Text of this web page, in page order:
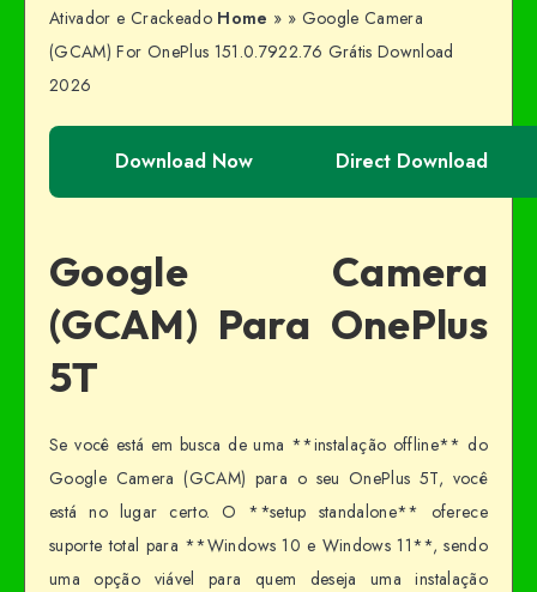
Ativador e Crackeado Home » » Google Camera
(GCAM) For OnePlus 151.0.7922.76 Grátis Download
2026
Download Now Direct Download
Google Camera
(GCAM) Para OnePlus
5T
Se você está em busca de uma **instalação offline** do
Google Camera (GCAM) para o seu OnePlus 5T, você
está no lugar certo. O **setup standalone** oferece
suporte total para **Windows 10 e Windows 11**, sendo
uma opção viável para quem deseja uma instalação